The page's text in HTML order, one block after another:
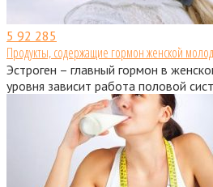
5 92 285
Продукты, содержащие гормон женской
Эстроген – главный гормон в
уровня зависит работа половой